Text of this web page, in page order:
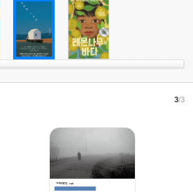
3/3